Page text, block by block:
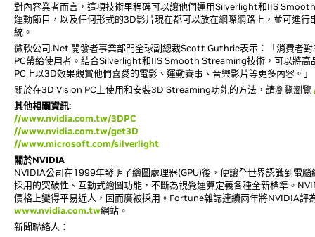
對內容業者而言，這項技術里程碑可以讓他們運用Silverlight和IIS
運動節目，以及任何形式的3D影片現在都可以放在網際網路上，並可進
統。
微軟公司.Net 開發者事業部門全球副總裁Scott Guthrie表示：「消費者
PC帶給使用者。結合Silverlight和IIS Smooth Streaming技術，可以將
PC上以3D效果觀賞他們喜愛的電影、運動賽事、音樂影片等更多內容。」
關於在3D Vision PC上使用和安裝3D Streaming功能的方法，請瀏覽瀏覽
其他相關資訊:
//www.nvidia.com.tw/3DPC
//www.nvidia.com.tw/get3D
//www.microsoft.com/silverlight
關於NVIDIA
NVIDIA公司在1999年發明了繪圖處理器(GPU)後，便讓全世界認識到電
採用的突破性、互動式繪圖功能，不斷為視覺運算定義各種全新標準。
價格上變得平易近人，因而廣被採用。 Fortune雜誌連續兩年將NVIDIA評
www.nvidia.com.tw網站。
新聞聯絡人：